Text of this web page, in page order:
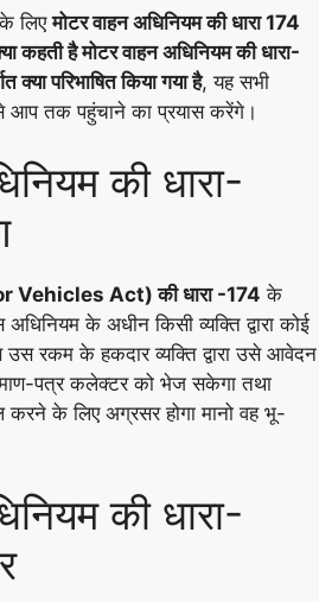
लिएमोटर वाहन अधिनियम की धारा 174
कहती है मोटर वाहन अधिनियम की धारा-
क्या परिभाषित किया गया है, यह सभी
आप तक पहुंचाने का प्रयास करेंगे।
की धारा-
Vehicles Act) की धारा -174 के
के अधीन किसी व्यक्ति द्वारा कोई
उस रकम के हकदार व्यक्ति द्वारा उसे आवेदन
पत्र कलेक्टर को भेज सकेगा तथा
के लिए अग्रसर होगा मानो वह भू-
की धारा-